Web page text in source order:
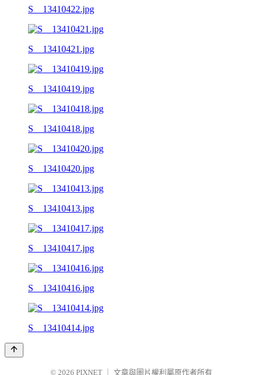
S__13410422.jpg
S__13410421.jpg
S__13410419.jpg
S__13410418.jpg
S__13410420.jpg
S__13410413.jpg
S__13410417.jpg
S__13410416.jpg
S__13410414.jpg
© 2026 PIXNET 文章與圖片權利屬原作者所有